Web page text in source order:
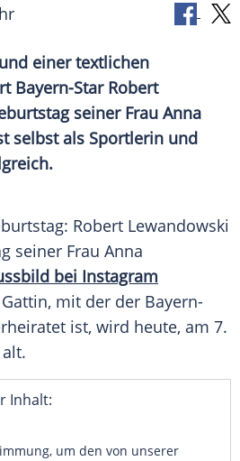
und einer textlichen
Bayern-Star Robert
seiner Frau Anna
selbst als Sportlerin und
Robert Lewandowski
seiner Frau Anna
bei Instagram
mit der der Bayern-
ist, wird heute, am 7.
Inhalt:
um den von unserer